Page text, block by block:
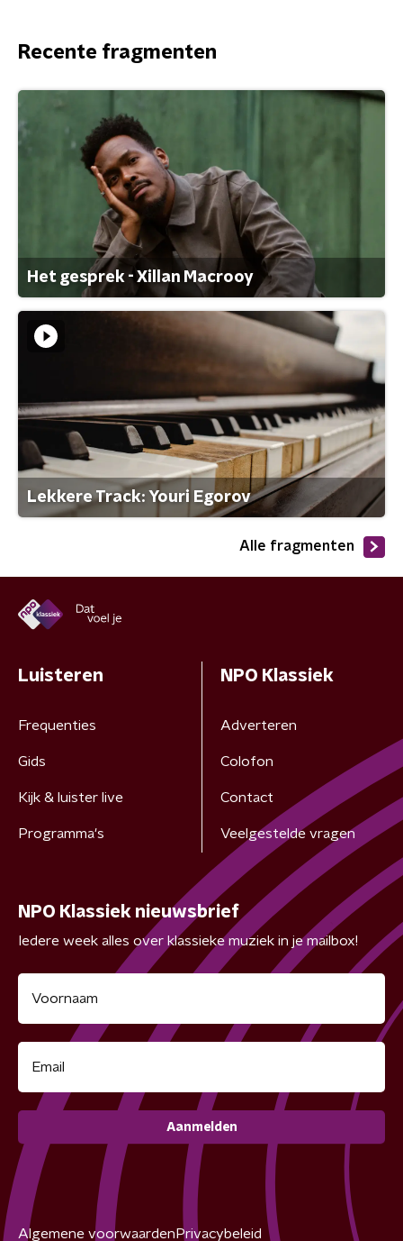
Recente fragmenten
Het gesprek - Xillan Macrooy
Lekkere Track: Youri Egorov
Alle fragmenten
Luisteren
Frequenties
Gids
Kijk & luister live
Programma's
NPO Klassiek
Adverteren
Colofon
Contact
Veelgestelde vragen
NPO Klassiek nieuwsbrief
Iedere week alles over klassieke muziek in je mailbox!
Aanmelden
Algemene voorwaarden Privacybeleid